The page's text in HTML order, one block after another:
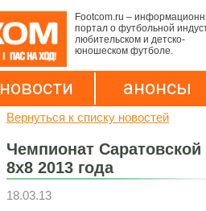
Footcom.ru –
портал о футбольной
любительском и детско-
юношеском футболе.
новости анонсы
Вернуться к списку новостей
Чемпионат
8х8 2013 года
18.03.13